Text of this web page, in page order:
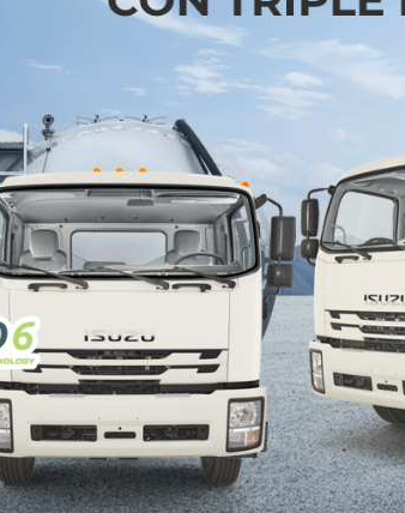
para la exhibición de vehículos
de exhibiciones interactivas en
se demuestra de qué manera
que se vuelven más
del manejo autónomo’. Los
con las tecnologías de manejo
de Desarrollo de Manejo
autónomo a través de la
Manejo Autónomo y, basados en
flota de vehículos para
real. Las tecnologías autónomas
de nuestros clientes y les
apoyando un estilo de vida
de vehículos de manejo
la producción comercial de
como objetivo para el año
Inteligentes”.